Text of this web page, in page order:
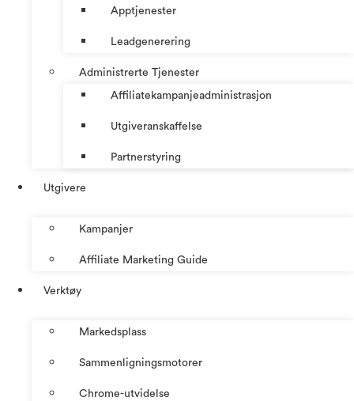
Apptjenester
Leadgenerering
Administrerte Tjenester
Affiliatekampanjeadministrasjon
Utgiveranskaffelse
Partnerstyring
Utgivere
Kampanjer
Affiliate Marketing Guide
Verktøy
Markedsplass
Sammenligningsmotorer
Chrome-utvidelse